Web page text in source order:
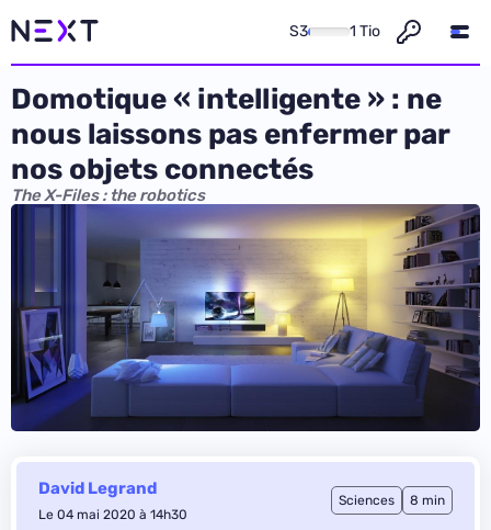
S3 1 Tio
Domotique « intelligente » : ne
nous laissons pas enfermer par
nos objets connectés
The X-Files : the robotics
David Legrand
Le 04 mai 2020 à 14h30
Sciences 8 min